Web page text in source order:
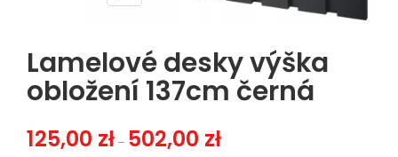
Lamelové desky výška
obložení 137cm černá
125,00 zł – 502,00 zł